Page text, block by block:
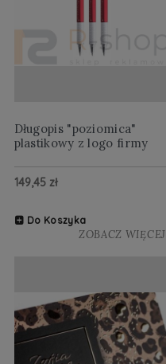
Długopis "poziomica"
plastikowy z logo firmy
149,45 zł
Do Koszyka
ZOBACZ WIĘCEJ